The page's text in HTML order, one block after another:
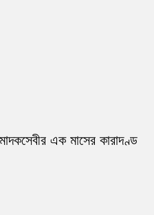
এক মাসের কারাদণ্ড